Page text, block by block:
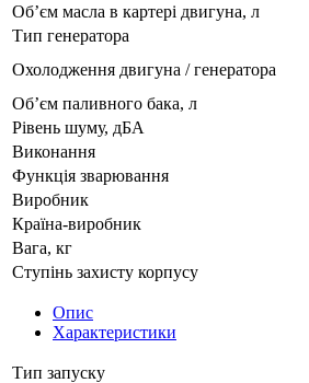
Об’єм масла в картері двигуна, л
Тип генератора
Охолодження двигуна / генератора
Об’єм паливного бака, л
Рівень шуму, дБА
Виконання
Функція зварювання
Виробник
Країна-виробник
Вага, кг
Ступінь захисту корпусу
Опис
Характеристики
Тип запуску